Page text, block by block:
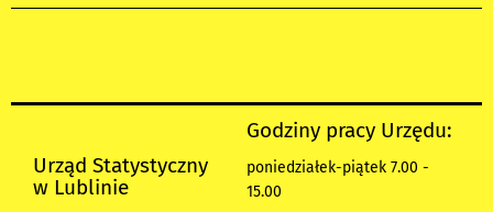
Urząd Statystyczny
w Lublinie
Godziny pracy Urzędu:
poniedziałek-piątek 7.00 -
15.00